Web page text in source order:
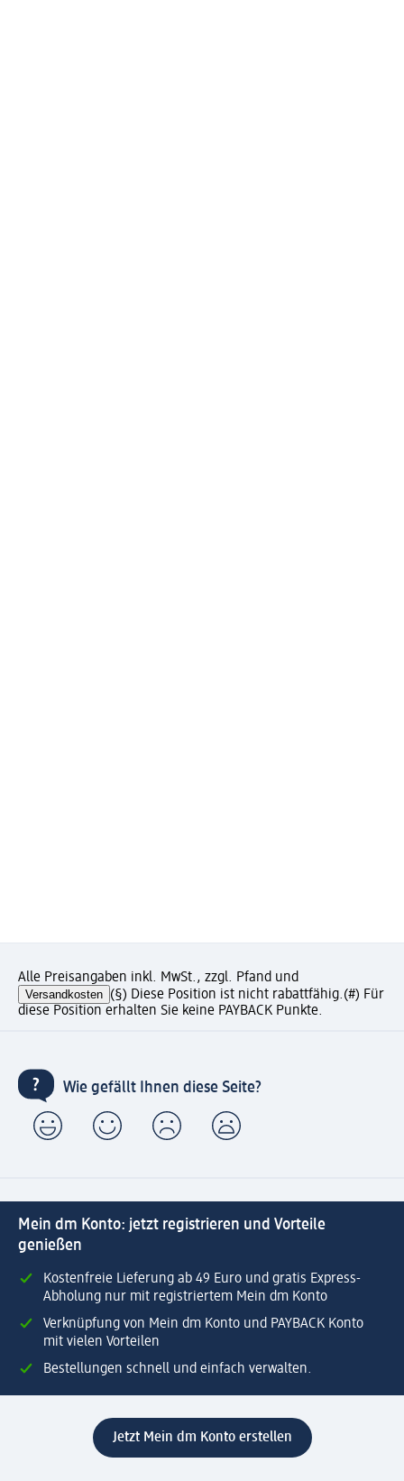
Alle Preisangaben inkl. MwSt., zzgl. Pfand und
Versandkosten (§) Diese Position ist nicht rabattfähig.(#) Für
diese Position erhalten Sie keine PAYBACK Punkte.
Wie gefällt Ihnen diese Seite?
Mein dm Konto: jetzt registrieren und Vorteile
genießen
Kostenfreie Lieferung ab 49 Euro und gratis Express-
Abholung nur mit registriertem Mein dm Konto
Verknüpfung von Mein dm Konto und PAYBACK Konto
mit vielen Vorteilen
Bestellungen schnell und einfach verwalten.
Jetzt Mein dm Konto erstellen